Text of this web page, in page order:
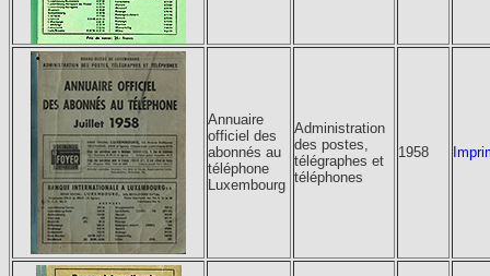
Annuaire
officiel des
abonnés au
téléphone
Luxembourg
Administration
des postes,
télégraphes et
téléphones
1958